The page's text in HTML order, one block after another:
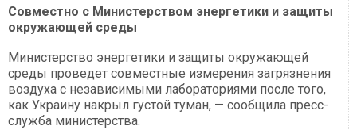
Совместно с Министерством энергетики и защиты
окружающей среды
Министерство энергетики и защиты окружающей
среды проведет совместные измерения загрязнения
воздуха с независимыми лабораториями после того,
как Украину накрыл густой туман, — сообщила пресс-
служба министерства.